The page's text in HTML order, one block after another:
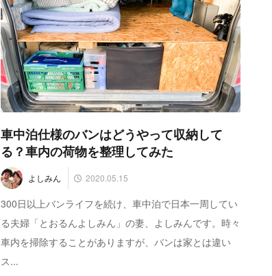
車中泊仕様のバンはどうやって収納して
る？車内の荷物を整理してみた
よしみん 2020.05.15
300日以上バンライフを続け、車中泊で日本一周してい
る夫婦「とおるんよしみん」の妻、よしみんです。時々
車内を掃除することがありますが、バンは家とは違い
ス...